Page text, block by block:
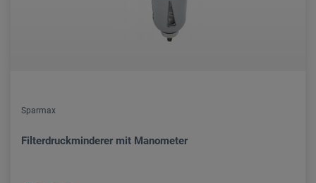
Sparmax
Filterdruckminderer mit Manometer